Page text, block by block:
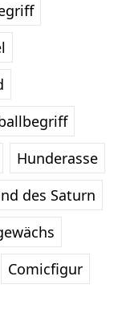
Hunderasse
des Saturn
Comicfigur